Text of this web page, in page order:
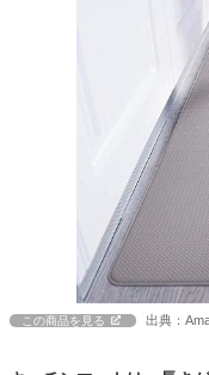
この商品を見る 出典：